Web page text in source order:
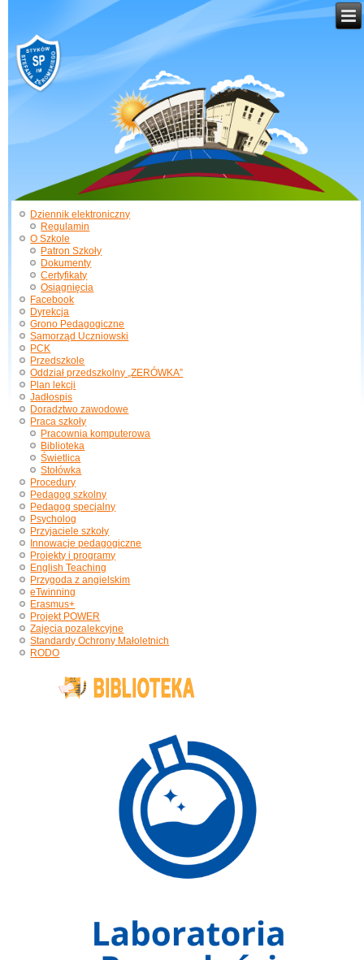
Dziennik elektroniczny
Regulamin
O Szkole
Patron Szkoły
Dokumenty
Certyfikaty
Osiągnięcia
Facebook
Dyrekcja
Grono Pedagogiczne
Samorząd Uczniowski
PCK
Przedszkole
Oddział przedszkolny „ZERÓWKA”
Plan lekcji
Jadłospis
Doradztwo zawodowe
Praca szkoły
Pracownia komputerowa
Biblioteka
Świetlica
Stołówka
Procedury
Pedagog szkolny
Pedagog specjalny
Psycholog
Przyjaciele szkoły
Innowacje pedagogiczne
Projekty i programy
English Teaching
Przygoda z angielskim
eTwinning
Erasmus+
Projekt POWER
Zajęcia pozalekcyjne
Standardy Ochrony Małoletnich
RODO